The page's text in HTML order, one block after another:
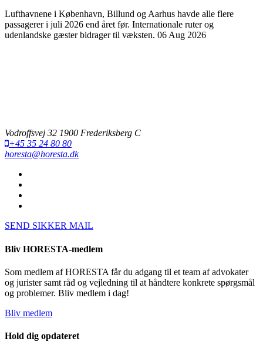
Lufthavnene i København, Billund og Aarhus havde alle flere
passagerer i juli 2026 end året før. Internationale ruter og
udenlandske gæster bidrager til væksten. 06 Aug 2026
Vodroffsvej 32 1900 Frederiksberg C
+45 35 24 80 80
horesta@horesta.dk
SEND SIKKER MAIL
Bliv HORESTA-medlem
Som medlem af HORESTA får du adgang til et team af advokater
og jurister samt råd og vejledning til at håndtere konkrete spørgsmål
og problemer. Bliv medlem i dag!
Bliv medlem
Hold dig opdateret